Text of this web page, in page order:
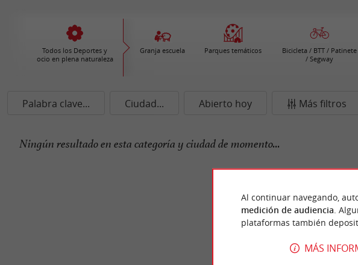
Todos los Deportes y
ocio en plena naturaleza
Granja escuela Parques temáticos
Bicicleta / BTT / Patinete
/ Segway
Palabra clave... Ciudad... Abierto hoy Más filtros
Ningún resultado en esta categoría y ciudad de momento...
Al continuar navegando,
medición de audiencia .
plataformas también
MÁS